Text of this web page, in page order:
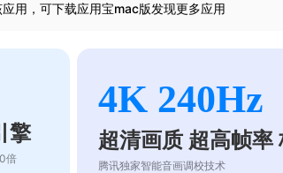
用，可下载应用宝mac版发现更多应用
擎
倍
4K 240Hz
超清画质 超高帧率
腾讯独家智能音画调校技术